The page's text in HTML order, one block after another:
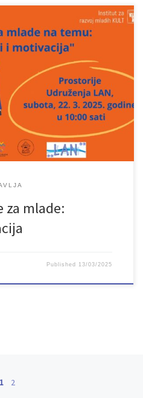
treća radionica o temi “Interesi i
sporta – više zdravlja. Cilj
nauče ključne vještine za
da unaprijede sposobnost
ciljeva. Želimo da se mladi
za mlade:
Published 13/03/2025
1 2